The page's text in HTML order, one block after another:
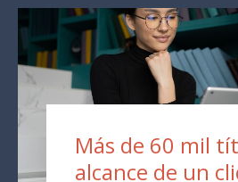
Más de 60 mil
alcance de un